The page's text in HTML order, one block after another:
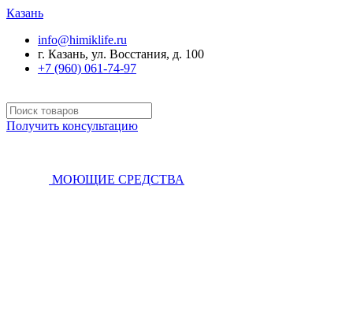
Казань
info@himiklife.ru
г. Казань, ул. Восстания, д. 100
+7 (960) 061-74-97
Получить консультацию
МОЮЩИЕ СРЕДСТВА